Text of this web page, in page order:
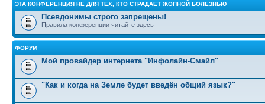
ЭТА КОНФЕРЕНЦИЯ НЕ ДЛЯ ТЕХ, КТО СТРАДАЕТ ЖОПНОЙ БОЛЕЗНЬЮ
Псевдонимы строго запрещены!
Правила конференции читайте здесь
ФОРУМ
Мой провайдер интернета "Инфолайн-Смайл"
"Как и когда на Земле будет введён общий язык?"